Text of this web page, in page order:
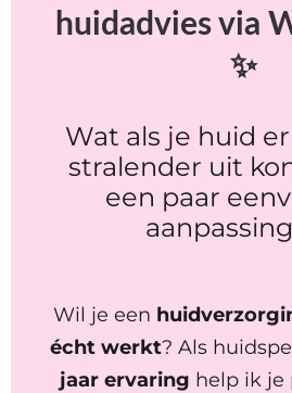
huidadvies via
✨
Wat als je huid
stralender uit
een paar
Wil je een
écht werkt? Als
jaar ervaring help ik je